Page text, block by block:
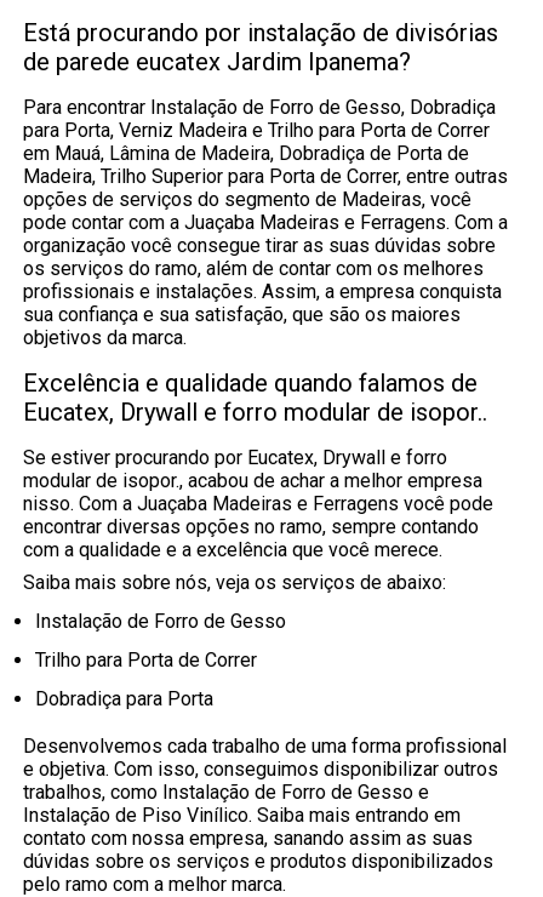
Está procurando por instalação de divisórias
de parede eucatex Jardim Ipanema?
Para encontrar Instalação de Forro de Gesso, Dobradiça
para Porta, Verniz Madeira e Trilho para Porta de Correr
em Mauá, Lâmina de Madeira, Dobradiça de Porta de
Madeira, Trilho Superior para Porta de Correr, entre outras
opções de serviços do segmento de Madeiras, você
pode contar com a Juaçaba Madeiras e Ferragens. Com a
organização você consegue tirar as suas dúvidas sobre
os serviços do ramo, além de contar com os melhores
profissionais e instalações. Assim, a empresa conquista
sua confiança e sua satisfação, que são os maiores
objetivos da marca.
Excelência e qualidade quando falamos de
Eucatex, Drywall e forro modular de isopor..
Se estiver procurando por Eucatex, Drywall e forro
modular de isopor., acabou de achar a melhor empresa
nisso. Com a Juaçaba Madeiras e Ferragens você pode
encontrar diversas opções no ramo, sempre contando
com a qualidade e a excelência que você merece.
Saiba mais sobre nós, veja os serviços de abaixo:
Instalação de Forro de Gesso
Trilho para Porta de Correr
Dobradiça para Porta
Desenvolvemos cada trabalho de uma forma profissional
e objetiva. Com isso, conseguimos disponibilizar outros
trabalhos, como Instalação de Forro de Gesso e
Instalação de Piso Vinílico. Saiba mais entrando em
contato com nossa empresa, sanando assim as suas
dúvidas sobre os serviços e produtos disponibilizados
pelo ramo com a melhor marca.